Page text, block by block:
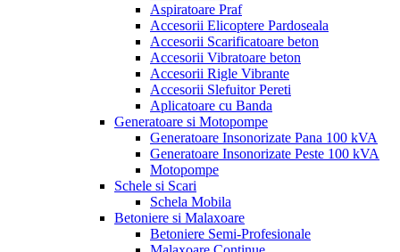
Aspiratoare Praf
Accesorii Elicoptere Pardoseala
Accesorii Scarificatoare beton
Accesorii Vibratoare beton
Accesorii Rigle Vibrante
Accesorii Slefuitor Pereti
Aplicatoare cu Banda
Generatoare si Motopompe
Generatoare Insonorizate Pana 100 kVA
Generatoare Insonorizate Peste 100 kVA
Motopompe
Schele si Scari
Schela Mobila
Betoniere si Malaxoare
Betoniere Semi-Profesionale